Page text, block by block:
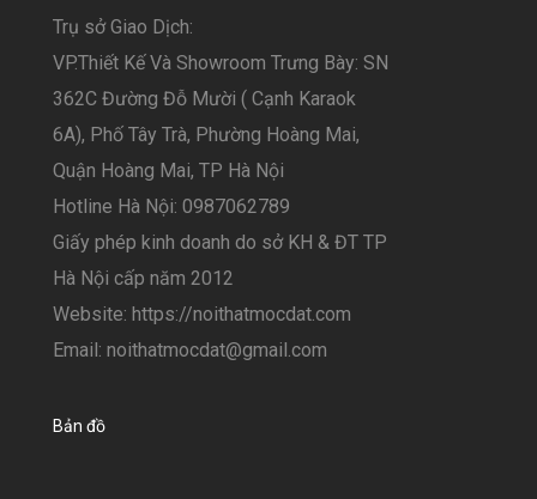
Trụ sở Giao Dịch:
VP.Thiết Kế Và Showroom Trưng Bày: SN
362C Đường Đỗ Mười ( Cạnh Karaok
6A), Phố Tây Trà, Phường Hoàng Mai,
Quận Hoàng Mai, TP Hà Nội
Hotline Hà Nội: 0987062789
Giấy phép kinh doanh do sở KH & ĐT TP
Hà Nội cấp năm 2012
Website: https://noithatmocdat.com
Email: noithatmocdat@gmail.com
Bản đồ